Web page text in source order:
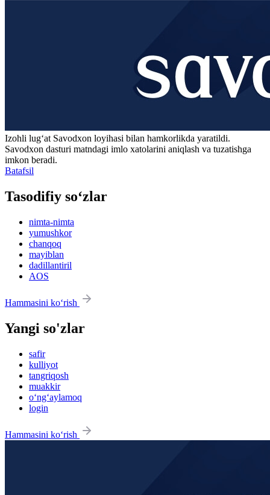
Izohli lugʻat Savodxon loyihasi bilan hamkorlikda yaratildi.
Savodxon dasturi matndagi imlo xatolarini aniqlash va tuzatishga
imkon beradi.
Batafsil
Tasodifiy so‘zlar
nimta-nimta
yumushkor
chanqoq
mayiblan
dadillantiril
AOS
Hammasini ko‘rish
Yangi so'zlar
safir
kulliyot
tangriqosh
muakkir
o‘ng‘aylamoq
login
Hammasini ko‘rish